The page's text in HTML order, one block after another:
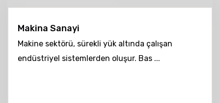
Makina Sanayi
Makine sektörü, sürekli yük altında çalışan
endüstriyel sistemlerden oluşur. Bas ...